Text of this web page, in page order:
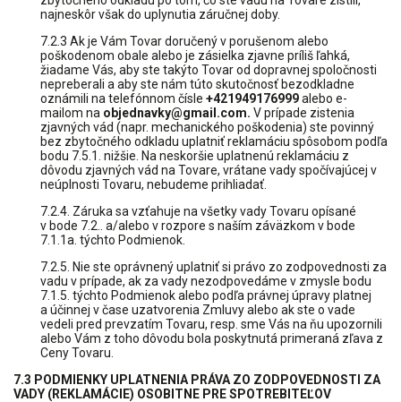
najneskôr však do uplynutia záručnej doby.
7.2.3 Ak je Vám Tovar doručený v porušenom alebo
poškodenom obale alebo je zásielka zjavne príliš ľahká,
žiadame Vás, aby ste takýto Tovar od dopravnej spoločnosti
nepreberali a aby ste nám túto skutočnosť bezodkladne
oznámili na telefónnom čísle +421949176999alebo e-
mailom na objednavky@gmail.com. V prípade zistenia
zjavných vád (napr. mechanického poškodenia) ste povinný
bez zbytočného odkladu uplatniť reklamáciu spôsobom podľa
bodu 7.5.1. nižšie. Na neskoršie uplatnenú reklamáciu z
dôvodu zjavných vád na Tovare, vrátane vady spočívajúcej v
neúplnosti Tovaru, nebudeme prihliadať.
7.2.4. Záruka sa vzťahuje na všetky vady Tovaru opísané
v bode 7.2.. a/alebo v rozpore s naším záväzkom v bode
7.1.1a. týchto Podmienok.
7.2.5. Nie ste oprávnený uplatniť si právo zo zodpovednosti za
vadu v prípade, ak za vady nezodpovedáme v zmysle bodu
7.1.5. týchto Podmienok alebo podľa právnej úpravy platnej
a účinnej v čase uzatvorenia Zmluvy alebo ak ste o vade
vedeli pred prevzatím Tovaru, resp. sme Vás na ňu upozornili
alebo Vám z toho dôvodu bola poskytnutá primeraná zľava z
Ceny Tovaru.
7.3 PODMIENKY UPLATNENIA PRÁVA ZO ZODPOVEDNOSTI ZA
VADY (REKLAMÁCIE) OSOBITNE PRE SPOTREBITEĽOV